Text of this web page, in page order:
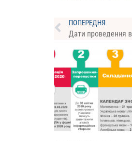
ПОПЕРЕДНЯ
Дати проведення